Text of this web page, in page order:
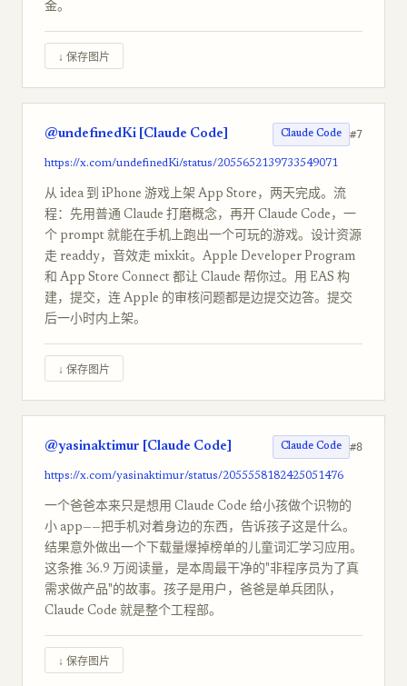
金。
↓ 保存图片
@undefinedKi [Claude Code] Claude Code #7
https://x.com/undefinedKi/status/2055652139733549071
从 idea 到 iPhone 游戏上架 App Store，两天完成。流
程：先用普通 Claude 打磨概念，再开 Claude Code，一
个 prompt 就能在手机上跑出一个可玩的游戏。设计资源
走 readdy，音效走 mixkit。Apple Developer Program
和 App Store Connect 都让 Claude 帮你过。用 EAS 构
建，提交，连 Apple 的审核问题都是边提交边答。提交
后一小时内上架。
↓ 保存图片
@yasinaktimur [Claude Code] Claude Code #8
https://x.com/yasinaktimur/status/2055558182425051476
一个爸爸本来只是想用 Claude Code 给小孩做个识物的
小 app——把手机对着身边的东西，告诉孩子这是什么。
结果意外做出一个下载量爆掉榜单的儿童词汇学习应用。
这条推 36.9 万阅读量，是本周最干净的"非程序员为了真
需求做产品"的故事。孩子是用户，爸爸是单兵团队，
Claude Code 就是整个工程部。
↓ 保存图片